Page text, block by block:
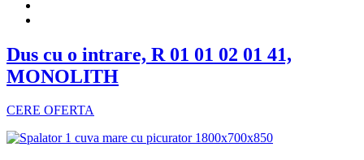
Dus cu o intrare, R 01 01 02 01 41,
MONOLITH
CERE OFERTA